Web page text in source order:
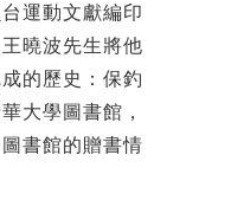
運動文獻編印
曉波先生將他
的歷史：保釣
大學圖書館，
書館的贈書情